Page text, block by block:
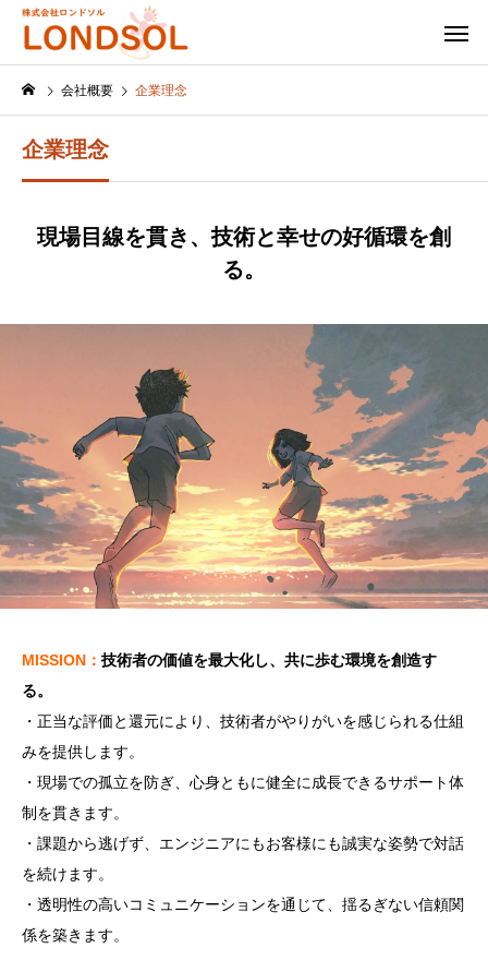
会社概要 企業理念
企業理念
現場目線を貫き、技術と幸せの好循環を創
る。
MISSION： 技術者の価値を最大化し、共に歩む環境を創造す
る。
・正当な評価と還元により、技術者がやりがいを感じられる仕組
みを提供します。
・現場での孤立を防ぎ、心身ともに健全に成長できるサポート体
制を貫きます。
・課題から逃げず、エンジニアにもお客様にも誠実な姿勢で対話
を続けます。
・透明性の高いコミュニケーションを通じて、揺るぎない信頼関
係を築きます。